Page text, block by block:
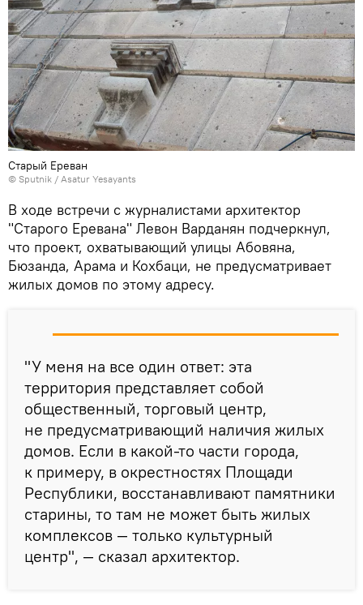
Старый Ереван
© Sputnik / Asatur Yesayants
В ходе встречи с журналистами архитектор
"Старого Еревана" Левон Варданян подчеркнул,
что проект, охватывающий улицы Абовяна,
Бюзанда, Арама и Кохбаци, не предусматривает
жилых домов по этому адресу.
"У меня на все один ответ: эта
территория представляет собой
общественный, торговый центр,
не предусматривающий наличия жилых
домов. Если в какой-то части города,
к примеру, в окрестностях Площади
Республики, восстанавливают памятники
старины, то там не может быть жилых
комплексов — только культурный
центр", — сказал архитектор.